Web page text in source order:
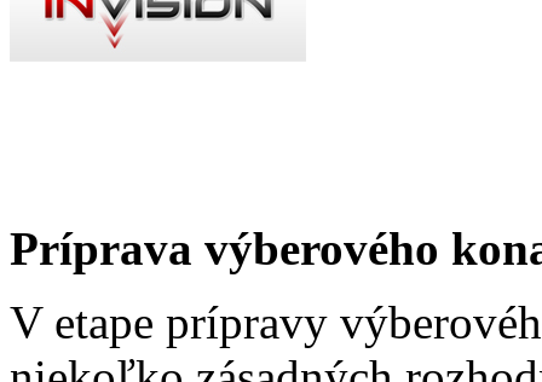
Príprava výberového
V etape prípravy